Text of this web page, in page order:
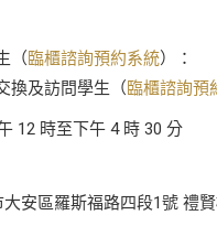
（臨櫃諮詢預約系統）：
換及訪問學生（臨櫃諮詢預
12 時至下午 4 時 30 分
大安區羅斯福路四段1號 禮